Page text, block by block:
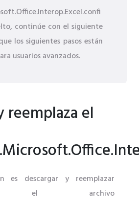
continúe con el siguiente
los siguientes pasos están
usuarios avanzados.
reemplaza el
es descargar y reemplazar
el archivo